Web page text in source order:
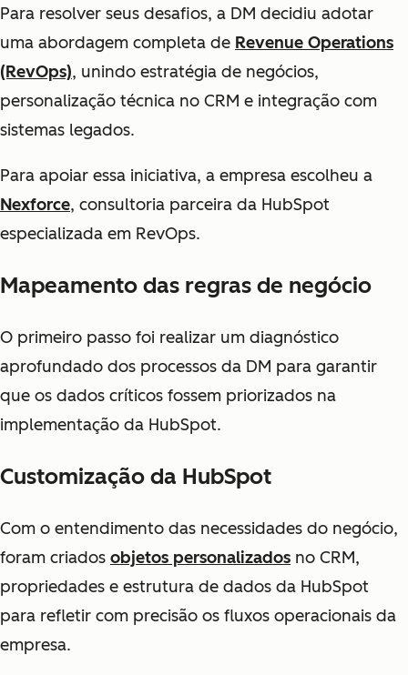
Para resolver seus desafios, a DM decidiu adotar
uma abordagem completa de Revenue Operations
(RevOps), unindo estratégia de negócios,
personalização técnica no CRM e integração com
sistemas legados.
Para apoiar essa iniciativa, a empresa escolheu a
Nexforce, consultoria parceira da HubSpot
especializada em RevOps.
Mapeamento das regras de negócio
O primeiro passo foi realizar um diagnóstico
aprofundado dos processos da DM para garantir
que os dados críticos fossem priorizados na
implementação da HubSpot.
Customização da HubSpot
Com o entendimento das necessidades do negócio,
foram criados objetos personalizados no CRM,
propriedades e estrutura de dados da HubSpot
para refletir com precisão os fluxos operacionais da
empresa.